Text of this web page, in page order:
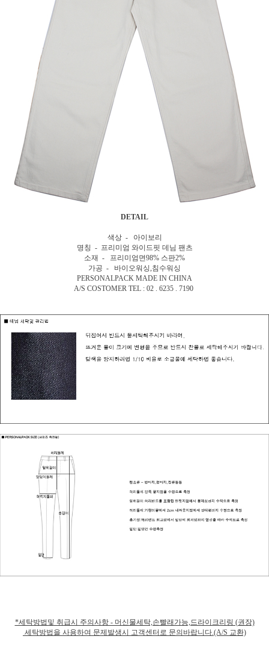
DETAIL
색상 - 아이보리
명칭 - 프리미엄 와이드핏 데님 팬츠
소재 - 프리미엄면98% 스판2%
가공 - 바이오워싱,침수워싱
PERSONALPACK MADE IN CHINA
A/S COSTOMER TEL : 02 . 6235 . 7190
*세탁방법및 취급시 주의사항 - 머신물세탁,손빨래가능,드라이크리링 (권장)
세탁방법을 사용하여 문제발생시 고객센터로 문의바랍니다.(A/S 교환)